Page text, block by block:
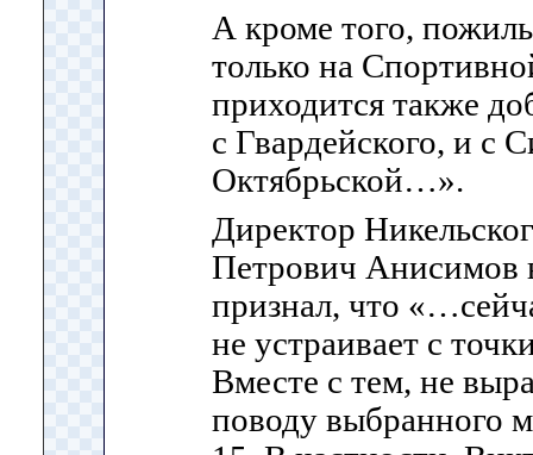
А кроме того,
только на
приходится также
с Гвардейского, и с
Октябрьской…».
Директор
Петрович Анисимов
признал, что
не устраивает с
Вместе с тем, не
поводу выбранного